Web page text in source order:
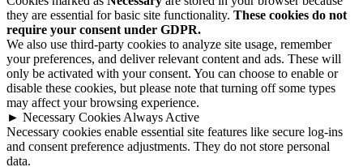
they are essential for basic site functionality. These cookies do not
require your consent under GDPR.
We also use third-party cookies to analyze site usage, remember
your preferences, and deliver relevant content and ads. These will
only be activated with your consent. You can choose to enable or
disable these cookies, but please note that turning off some types
may affect your browsing experience.
► Necessary Cookies Always Active
Necessary cookies enable essential site features like secure log-ins
and consent preference adjustments. They do not store personal
data.